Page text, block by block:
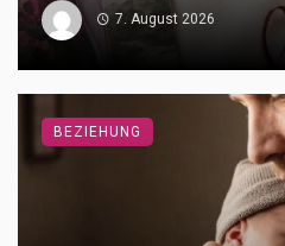
7. August 2026
BEZIEHUNG